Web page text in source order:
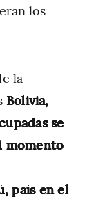
los
la
Bolivia,
se
momento
país en el